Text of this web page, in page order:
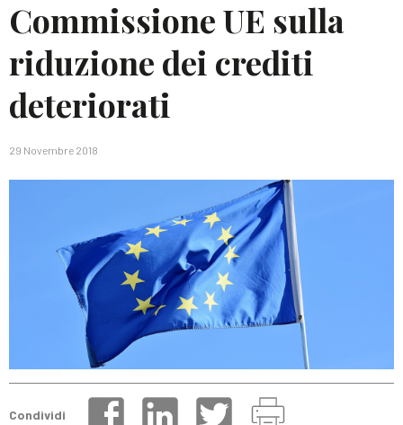
Commissione UE sulla
riduzione dei crediti
deteriorati
29 Novembre 2018
Condividi